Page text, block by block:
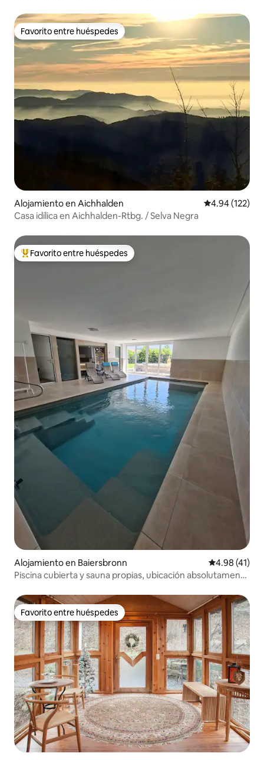
Favorito entre huéspedes
Favorito entre huéspedes
Alojamiento en Aichhalden Calificación
4.94 (122)
Casa idílica en Aichhalden-Rtbg. / Selva Negra
Favorito entre huéspedes preferido
Favorito entre huéspedes
Alojamiento en Baiersbronn Calificación
4.98 (41)
Piscina cubierta y sauna propias, ubicación absolutamente
Favorito entre huéspedes
Favorito entre huéspedes